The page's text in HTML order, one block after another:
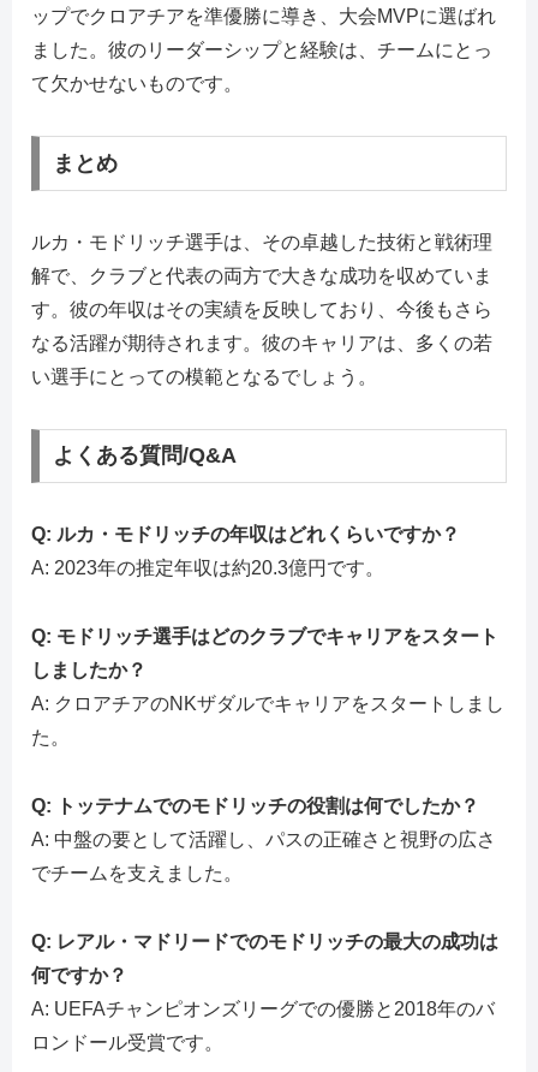
ップでクロアチアを準優勝に導き、大会MVPに選ばれ
ました。彼のリーダーシップと経験は、チームにとっ
て欠かせないものです。
まとめ
ルカ・モドリッチ選手は、その卓越した技術と戦術理
解で、クラブと代表の両方で大きな成功を収めていま
す。彼の年収はその実績を反映しており、今後もさら
なる活躍が期待されます。彼のキャリアは、多くの若
い選手にとっての模範となるでしょう。
よくある質問/Q&A
Q: ルカ・モドリッチの年収はどれくらいですか？
A: 2023年の推定年収は約20.3億円です。
Q: モドリッチ選手はどのクラブでキャリアをスタート
しましたか？
A: クロアチアのNKザダルでキャリアをスタートしまし
た。
Q: トッテナムでのモドリッチの役割は何でしたか？
A: 中盤の要として活躍し、パスの正確さと視野の広さ
でチームを支えました。
Q: レアル・マドリードでのモドリッチの最大の成功は
何ですか？
A: UEFAチャンピオンズリーグでの優勝と2018年のバ
ロンドール受賞です。